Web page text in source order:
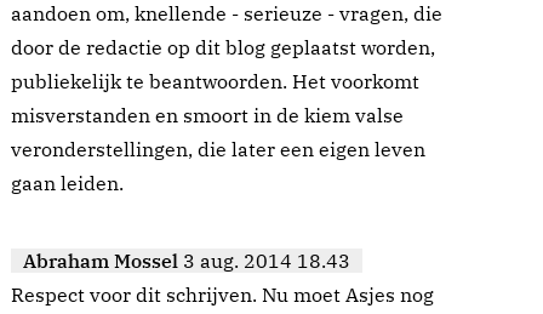
aandoen om, knellende - serieuze - vragen, die
door de redactie op dit blog geplaatst worden,
publiekelijk te beantwoorden. Het voorkomt
misverstanden en smoort in de kiem valse
veronderstellingen, die later een eigen leven
gaan leiden.
Abraham Mossel 3 aug. 2014 18.43
Respect voor dit schrijven. Nu moet Asjes nog